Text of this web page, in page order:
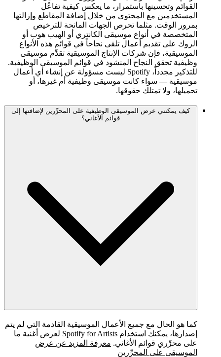
القوائم وتحسينها باستمرار، ما يعكس كيفية تفاعُل
المستخدمين مع المحتوى من خلال إضافة المقاطع وإزالتها
بمرور الوقت. مثلما تحرص الجهات المانحة للترخيص
المتخصصة في أنواع موسيقى الكانتري أو الهيب هوب أو
الروك على تقديم أعمال تلقى نجاحاً في قوائم هذه الأنواع
الموسيقية، فإن شركات الإنتاج الموسيقية تقدِّم موسيقى
وظيفية تحقق النجاح المنشود في قوائم الموسيقى الوظيفية.
للتذكير مجدداً، Spotify ليست مسؤولة عن إنشاء أي أعمال
موسيقية — سواء كانت موسيقى وظيفية أم غيرها، أو
تحميلها، ولا تمتلك حقوقها.
كيف يمكنني عرض الموسيقى الوظيفية على المحرِّرين لإضافتها إلى
قوائم الأغاني؟
كما هو الحال مع جميع الأعمال الموسيقية القادمة التي لم يتم
إصدارها، يمكنك استخدام Spotify for Artists لعرض أغنية ما
على محرِّري قوائم الأغاني. معرفة المزيد عن عرض
الموسيقى على المحرِّرين